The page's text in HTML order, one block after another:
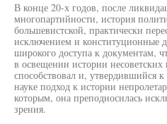
В конце 20-х годов, после
многопартийности, история
большевистской, практически
исключением и конституционные
широкого доступа к документам,
в освещении истории
способствовал и, утвердившийся
науке подход к истории
которым, она преподносилась
зрения.